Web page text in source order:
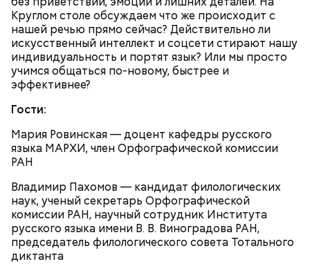
Круглом столе обсуждаем что же происходит с
нашей речью прямо сейчас? Действительно ли
искусственный интеллект и соцсети стирают нашу
индивидуальность и портят язык? Или мы просто
учимся общаться по-новому, быстрее и
эффективнее?
Гости:
Мария Ровинская — доцент кафедры русского
языка МАРХИ, член Орфографической комиссии
РАН
Владимир Пахомов — кандидат филологических
наук, ученый секретарь Орфографической
комиссии РАН, научный сотрудник Института
русского языка имени В. В. Виноградова РАН,
председатель филологического совета Тотального
диктанта